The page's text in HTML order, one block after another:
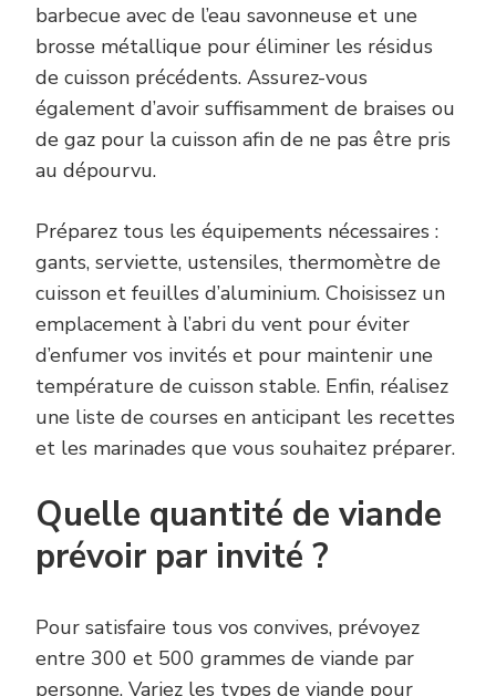
barbecue avec de l’eau savonneuse et une
brosse métallique pour éliminer les résidus
de cuisson précédents. Assurez-vous
également d’avoir suffisamment de braises ou
de gaz pour la cuisson afin de ne pas être pris
au dépourvu.
Préparez tous les équipements nécessaires :
gants, serviette, ustensiles, thermomètre de
cuisson et feuilles d’aluminium. Choisissez un
emplacement à l’abri du vent pour éviter
d’enfumer vos invités et pour maintenir une
température de cuisson stable. Enfin, réalisez
une liste de courses en anticipant les recettes
et les marinades que vous souhaitez préparer.
Quelle quantité de viande
prévoir par invité ?
Pour satisfaire tous vos convives, prévoyez
entre 300 et 500 grammes de viande par
personne. Variez les types de viande pour